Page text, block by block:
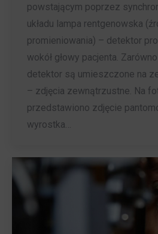
powstającym poprzez
układu lampa rentgenowska
promieniowania) – detektor
wokół głowy pacjenta.
detektor są umieszczone na
– zdjęcia zewnątrzustne. Na
przedstawiono zdjęcie
wyrostka…